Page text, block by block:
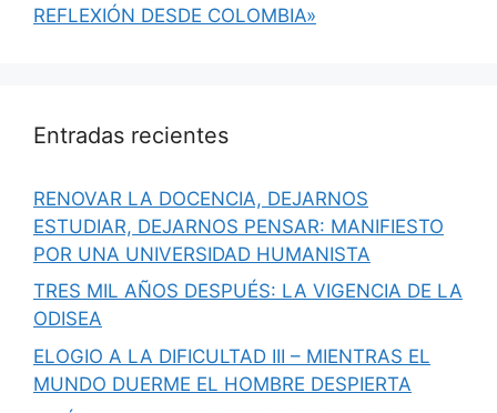
REFLEXIÓN DESDE COLOMBIA»
Entradas recientes
RENOVAR LA DOCENCIA, DEJARNOS
ESTUDIAR, DEJARNOS PENSAR: MANIFIESTO
POR UNA UNIVERSIDAD HUMANISTA
TRES MIL AÑOS DESPUÉS: LA VIGENCIA DE LA
ODISEA
ELOGIO A LA DIFICULTAD III – MIENTRAS EL
MUNDO DUERME EL HOMBRE DESPIERTA